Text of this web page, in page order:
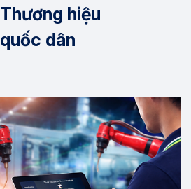
Thương hiệu
quốc dân